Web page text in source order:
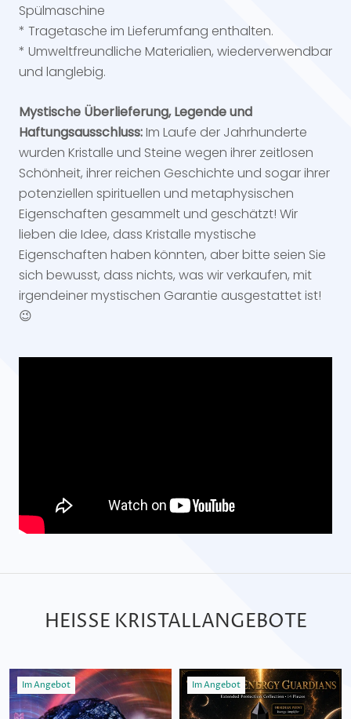
Spülmaschine
* Tragetasche im Lieferumfang enthalten.
* Umweltfreundliche Materialien, wiederverwendbar
und langlebig.
Mystische Überlieferung, Legende und
Haftungsausschluss:Im Laufe der Jahrhunderte
wurden Kristalle und Steine ​​wegen ihrer zeitlosen
Schönheit, ihrer reichen Geschichte und sogar ihrer
potenziellen spirituellen und metaphysischen
Eigenschaften gesammelt und geschätzt! Wir
lieben die Idee, dass Kristalle mystische
Eigenschaften haben könnten, aber bitte seien Sie
sich bewusst, dass nichts, was wir verkaufen, mit
irgendeiner mystischen Garantie ausgestattet ist!
😉
HEISSE KRISTALLANGEBOTE
Im Angebot Im Angebot